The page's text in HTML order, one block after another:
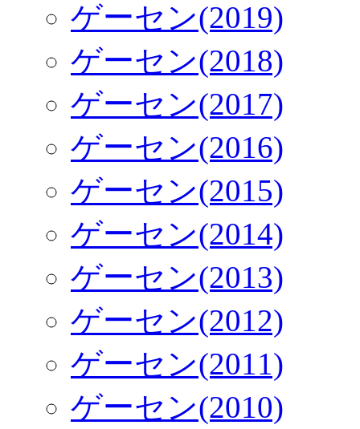
ゲーセン(2019)
ゲーセン(2018)
ゲーセン(2017)
ゲーセン(2016)
ゲーセン(2015)
ゲーセン(2014)
ゲーセン(2013)
ゲーセン(2012)
ゲーセン(2011)
ゲーセン(2010)